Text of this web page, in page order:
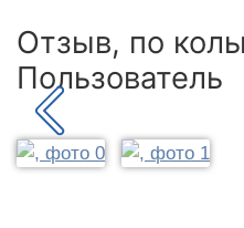
Отзыв, по
Пользователь